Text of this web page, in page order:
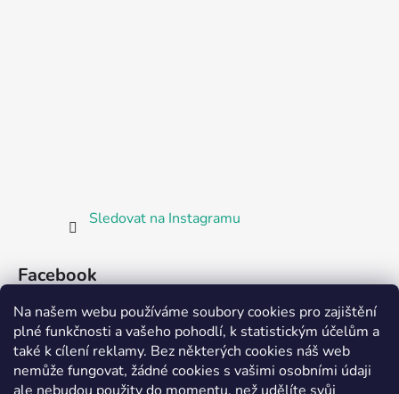
Na našem webu používáme soubory cookies pro zajištění
plné funkčnosti a vašeho pohodlí, k statistickým účelům a
také k cílení reklamy. Bez některých cookies náš web
nemůže fungovat, žádné cookies s vašimi osobními údaji
Sledovat na Instagramu
Facebook